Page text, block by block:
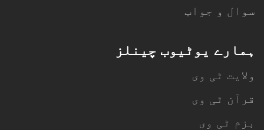
سوال و جواب
ہمارے یوٹیوب چینلز
ولایت ٹی وی
قرآن ٹی وی
بزم ٹی وی